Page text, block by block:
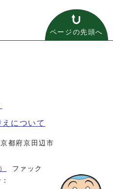
ページの先頭へ
について
都府京田辺市
ファック